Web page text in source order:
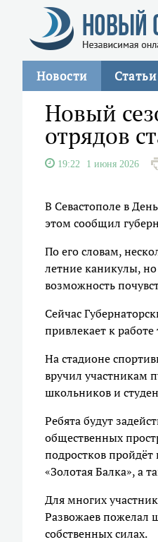
Новости Статьи
Новый
отрядов
19:22 1 июня 2026
В Севастополе в
этом сообщил
По его словам,
летние каникулы,
возможность
Сейчас
привлекает к
На стадионе
вручил участникам
школьников и
Ребята будут
общественных
подростков пройдёт
«Золотая Балка», а
Для многих
Развожаев пожелал
собственных силах.